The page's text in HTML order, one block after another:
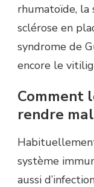
rhumatoïde, la
sclérose en
syndrome de
encore le
Comment
rendre
système
aussi